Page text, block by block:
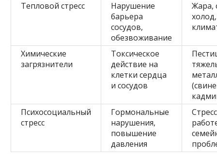
Тепловой стресс
Нарушение
барьера
сосудов,
обезвоживание
Жара,
Химические
загрязнители
Токсическое
действие на
клетки сердца
и сосудов
Психосоциальный
стресс
Гормональные
нарушения,
повышение
давления